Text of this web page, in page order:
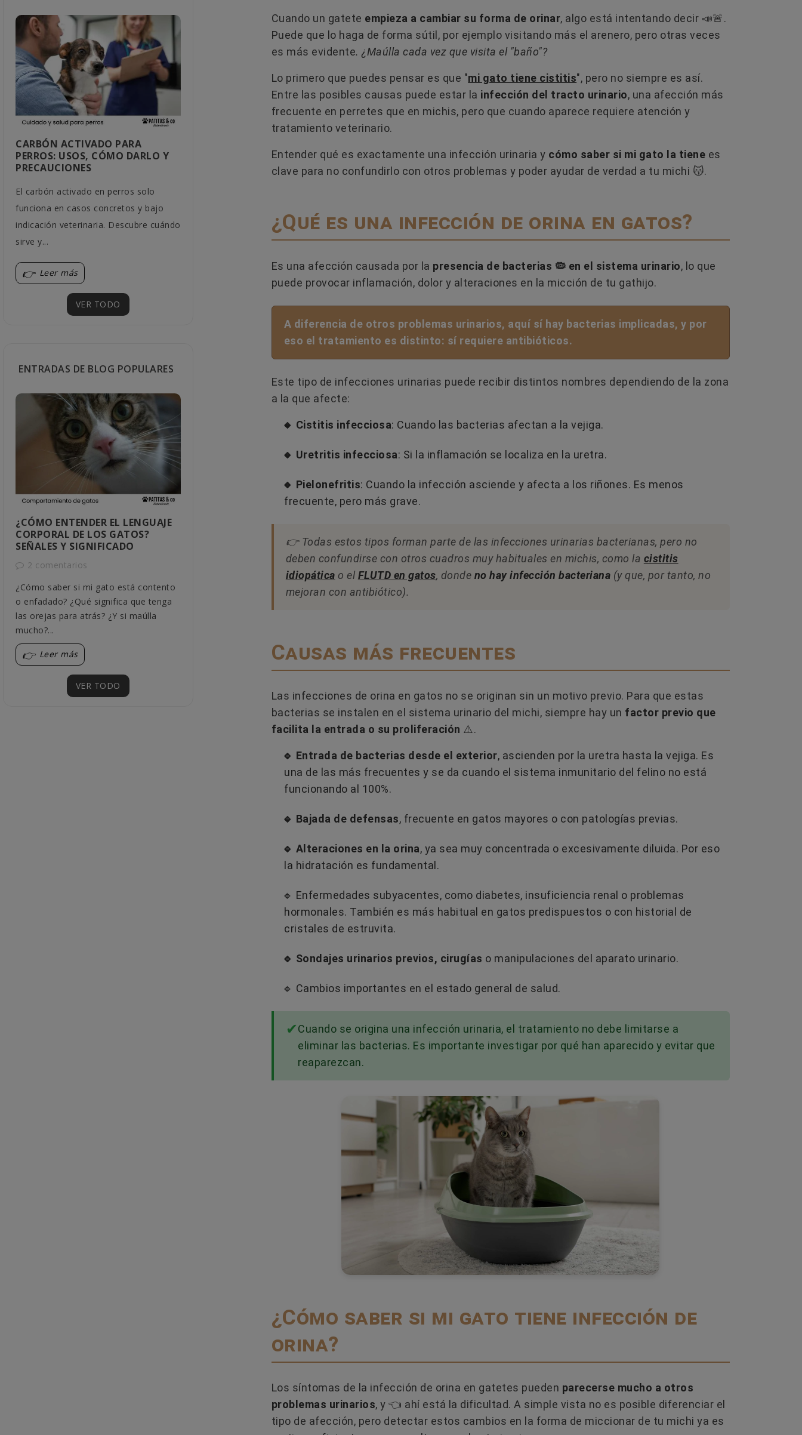
CARBÓN ACTIVADO PARA
PERROS: USOS, CÓMO DARLO Y
PRECAUCIONES
El carbón activado en perros solo
funciona en casos concretos y bajo
indicación veterinaria. Descubre cuándo
sirve y...
Leer más
MEJOR A LA PERSONALIDAD Y
LOS HÁBITOS DE TU GATO?
encajar mejor con su forma de ser y
PARA GATOS Y EVITAR LOS
ERRORES MÁS COMUNES?
situaciones de estrés o conflicto entre
gatos?...
Leer más
PERROS: ¿MITO O PROBLEMA
REAL?
problemas digestivos e inmunológicos.
Te...
Leer más
VER TODO
ENTRADAS DE BLOG POPULARES
¿CÓMO ENTENDER EL LENGUAJE
CORPORAL DE LOS GATOS?
SEÑALES Y SIGNIFICADO
2 comentarios
¿Cómo saber si mi gato está contento
o enfadado? ¿Qué significa que tenga
las orejas para atrás? ¿Y si maúlla
mucho?...
Leer más
CÓMO SABER SI UN GATO ES
Descubre cómo diferenciar el sexo de
tu gato con métodos visuales y de
TUVIERA ALGO ATORADO EN LA
GARGANTA
2 comentarios
¿Tu perro tose como si se estuviera
ahogando? Puede parecer un
Leer más
PERROS EN 2026: MARCAS QUE
NOS ENCANTAN
👉 ¿Buscas el mejor pienso para tu
perrete? 🐶✨ No te dejes llevar por las
VER TODO
Cuando un gatete empieza a cambiar su forma de orinar, algo está intentando decir 📣🚨.
Puede que lo haga de forma sútil, por ejemplo visitando más el arenero, pero otras veces
es más evidente. ¿Maúlla cada vez que visita el "baño"?
Lo primero que puedes pensar es que "mi gato tiene cistitis", pero no siempre es así.
Entre las posibles causas puede estar la infección del tracto urinario, una afección más
frecuente en perretes que en michis, pero que cuando aparece requiere atención y
tratamiento veterinario.
Entender qué es exactamente una infección urinaria y cómo saber si mi gato la tiene es
clave para no confundirlo con otros problemas y poder ayudar de verdad a tu michi 😽.
¿Qué es una infección de orina en gatos?
Es una afección causada por la presencia de bacterias 🦠 en el sistema urinario, lo que
puede provocar inflamación, dolor y alteraciones en la micción de tu gathijo.
A diferencia de otros problemas urinarios, aquí sí hay bacterias implicadas, y por
eso el tratamiento es distinto: sí requiere antibióticos.
Este tipo de infecciones urinarias puede recibir distintos nombres dependiendo de la zona
a la que afecte:
🔸 Cistitis infecciosa: Cuando las bacterias afectan a la vejiga.
🔸 Uretritis infecciosa: Si la inflamación se localiza en la uretra.
🔸 Pielonefritis: Cuando la infección asciende y afecta a los riñones. Es menos
frecuente, pero más grave.
👉 Todas estos tipos forman parte de las infecciones urinarias bacterianas, pero no
deben confundirse con otros cuadros muy habituales en michis, como la cistitis
idiopática o el FLUTD en gatos, donde no hay infección bacteriana (y que, por tanto, no
mejoran con antibiótico).
Causas más frecuentes
Las infecciones de orina en gatos no se originan sin un motivo previo. Para que estas
bacterias se instalen en el sistema urinario del michi, siempre hay un factor previo que
facilita la entrada o su proliferación ⚠️.
🔹 Entrada de bacterias desde el exterior, ascienden por la uretra hasta la vejiga. Es
una de las más frecuentes y se da cuando el sistema inmunitario del felino no está
funcionando al 100%.
🔹 Bajada de defensas, frecuente en gatos mayores o con patologías previas.
🔹 Alteraciones en la orina, ya sea muy concentrada o excesivamente diluida. Por eso
la hidratación es fundamental.
🔹 Enfermedades subyacentes, como diabetes, insuficiencia renal o problemas
hormonales. También es más habitual en gatos predispuestos o con historial de
cristales de estruvita.
🔹 Sondajes urinarios previos, cirugías o manipulaciones del aparato urinario.
🔹 Cambios importantes en el estado general de salud.
Cuando se origina una infección urinaria, el tratamiento no debe limitarse a
eliminar las bacterias. Es importante investigar por qué han aparecido y evitar que
reaparezcan.
¿Cómo saber si mi gato tiene infección de
orina?
Los síntomas de la infección de orina en gatetes pueden parecerse mucho a otros
problemas urinarios, y 👈 ahí está la dificultad. A simple vista no es posible diferenciar el
tipo de afección, pero detectar estos cambios en la forma de miccionar de tu michi ya es